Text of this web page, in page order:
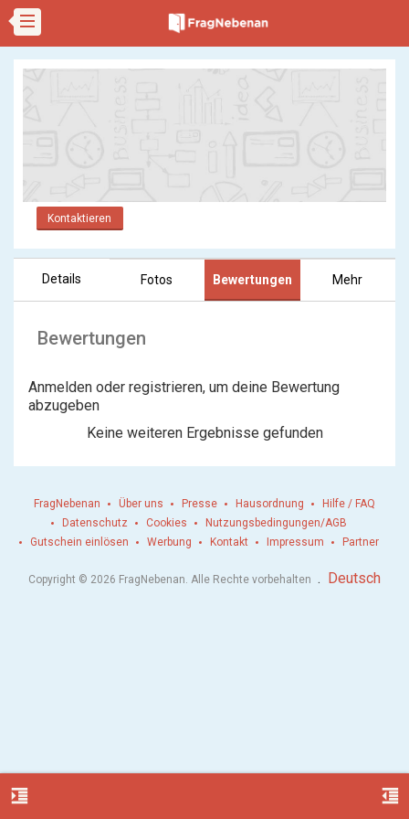
Kontaktieren
Details Fotos Bewertungen Mehr
Bewertungen
Anmelden oder registrieren, um deine Bewertung
abzugeben
Keine weiteren Ergebnisse gefunden
format_indent_increase format_indent_decrease
FragNebenan Über uns Presse Hausordnung
Hilfe / FAQ
Datenschutz
Cookies
Nutzungsbedingungen/AGB
Gutschein einlösen
Werbung Kontakt Impressum Partner
Copyright © 2026 FragNebenan. Alle Rechte vorbehalten . Deutsch